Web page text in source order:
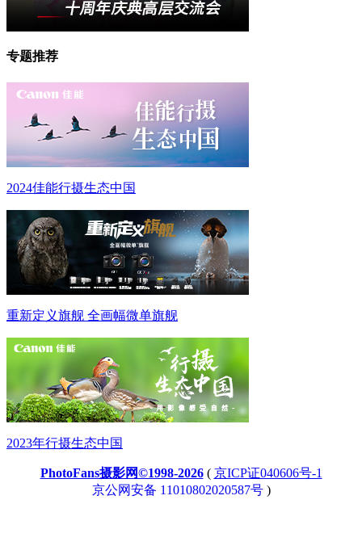
专题推荐
2024佳能行摄生态中国
重新定义旗舰 全画幅微单旗舰
2023年行摄生态中国
PhotoFans摄影网©1998-2026( 京ICP证040606号-1
京公网安备 11010802020587号)